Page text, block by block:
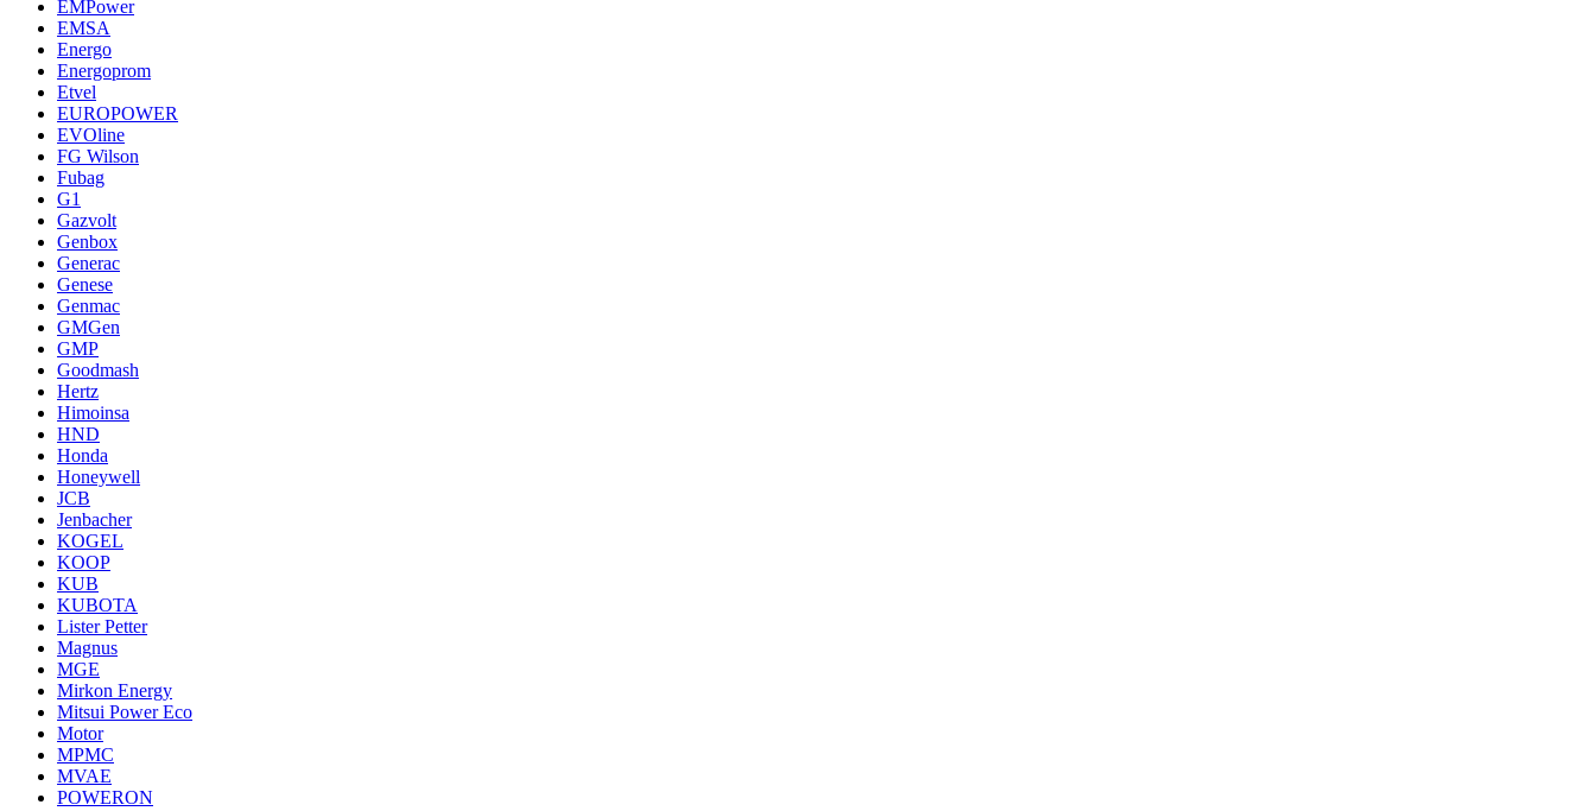
EMPower
EMSA
Energo
Energoprom
Etvel
EUROPOWER
EVOline
FG Wilson
Fubag
G1
Gazvolt
Genbox
Generac
Genese
Genmac
GMGen
GMP
Goodmash
Hertz
Himoinsa
HND
Honda
Honeywell
JCB
Jenbacher
KOGEL
KOOP
KUB
KUBOTA
Lister Petter
Magnus
MGE
Mirkon Energy
Mitsui Power Eco
Motor
MPMC
MVAE
POWERON